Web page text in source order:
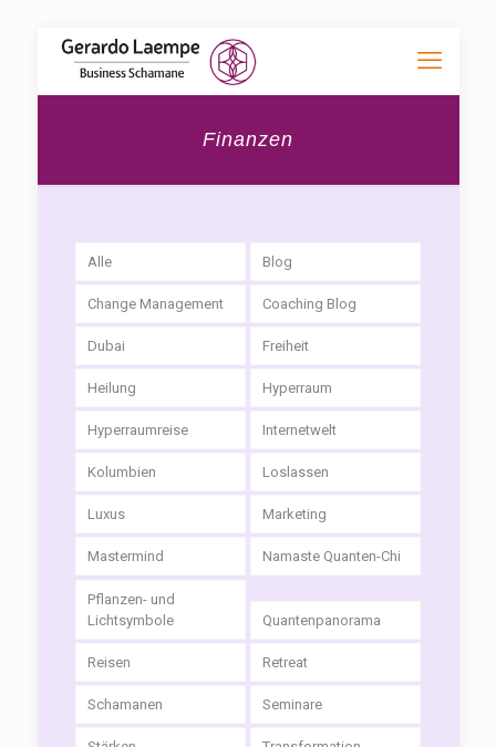
Finanzen
Alle Blog
Change Management Coaching Blog
Dubai Freiheit
Heilung Hyperraum
Hyperraumreise Internetwelt
Kolumbien Loslassen
Luxus Marketing
Mastermind Namaste Quanten-Chi
Pflanzen- und
Lichtsymbole
Quantenpanorama
Reisen Retreat
Schamanen Seminare